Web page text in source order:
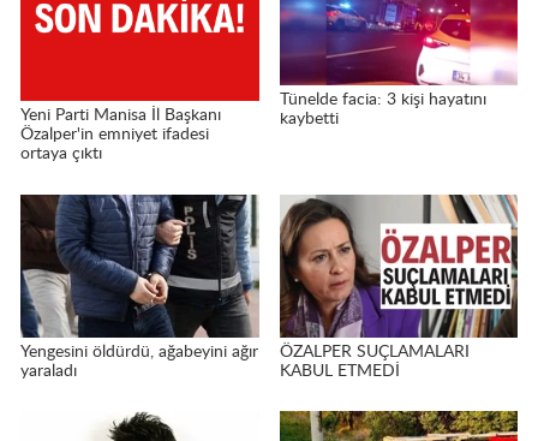
Yeni Parti Manisa İl Başkanı
Özalper'in emniyet ifadesi
ortaya çıktı
Tünelde facia: 3 kişi hayatını
kaybetti
Yengesini öldürdü, ağabeyini ağır
yaraladı
ÖZALPER SUÇLAMALARI
KABUL ETMEDİ